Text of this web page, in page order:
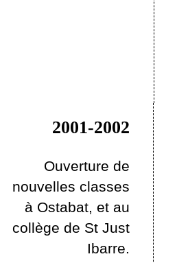
2001-2002
Ouverture de
nouvelles classes
à Ostabat, et au
collège de St Just
Ibarre.